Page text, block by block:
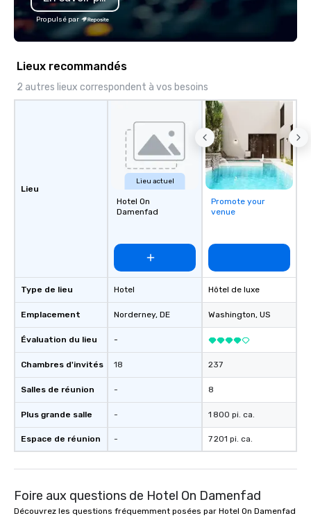
the Valley. Ideal for
seniority, and
Propulsé par
Lieux recommandés
2 autres lieux correspondent à vos besoins
Lieu
Type de lieu
Emplacement
Évaluation du lieu
Chambres d'invités
Salles de réunion
Plus grande salle
Espace de réunion
Lieu actuel
Hotel On
Damenfad
Hotel
Norderney, DE
-
18
-
-
-
Promote your
venue
Hôtel de luxe
Washington, US
237
8
1 800 pi. ca.
7 201 pi. ca.
Foire aux questions de Hotel On Damenfad
Découvrez les questions fréquemment posées par Hotel On Damenfad